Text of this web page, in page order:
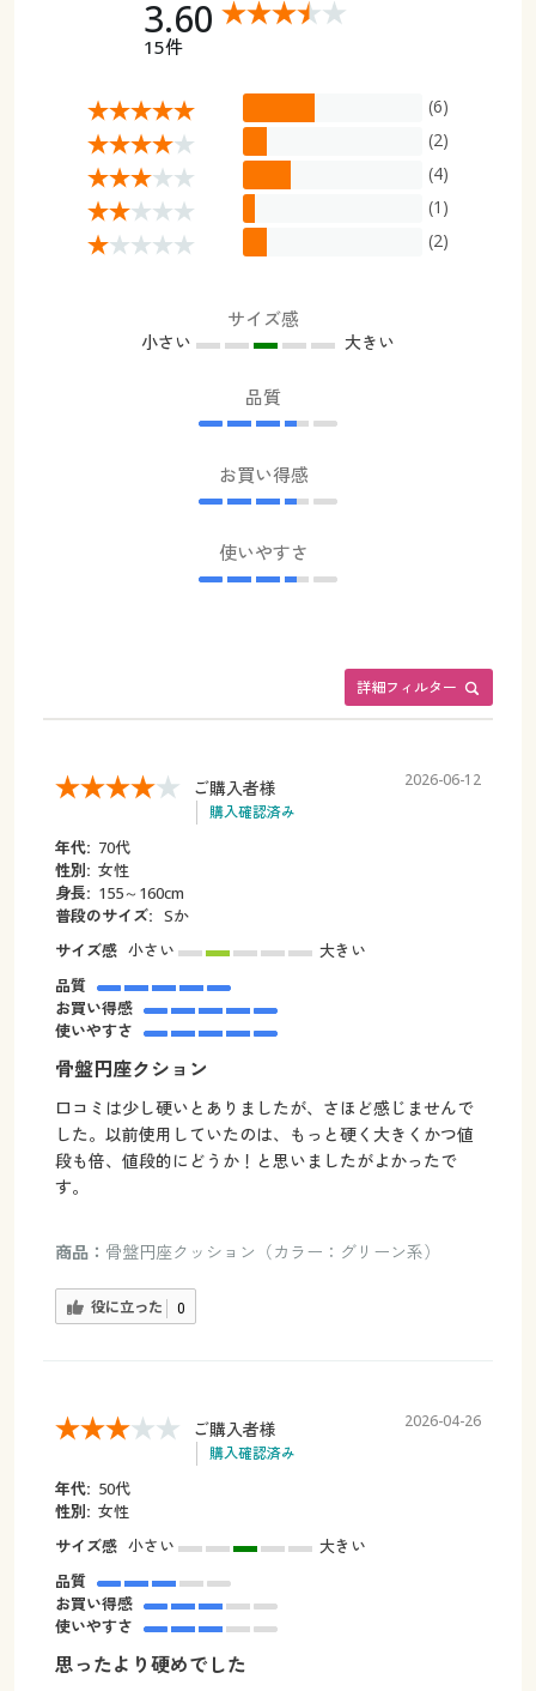
3.60
15件
(6)
(2)
(4)
(1)
(2)
サイズ感
小さい 大きい
品質
お買い得感
使いやすさ
詳細フィルター
ご購入者様
購入確認済み
2026-06-12
年代: 70代
性別: 女性
身長: 155～160cm
普段のサイズ: Sか
サイズ感 小さい
大きい
品質
お買い得感
使いやすさ
骨盤円座クション
口コミは少し硬いとありましたが、さほど感じませんで
した。以前使用していたのは、もっと硬く大きくかつ値
段も倍、値段的にどうか！と思いましたがよかったで
す。
商品： 骨盤円座クッション（カラー：グリーン系）
役に立った 0
ご購入者様
購入確認済み
2026-04-26
年代: 50代
性別: 女性
サイズ感 小さい
大きい
品質
お買い得感
使いやすさ
思ったより硬めでした